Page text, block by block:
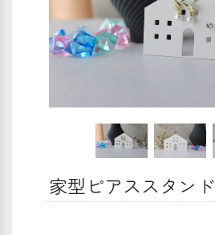
家型ピアススタンド